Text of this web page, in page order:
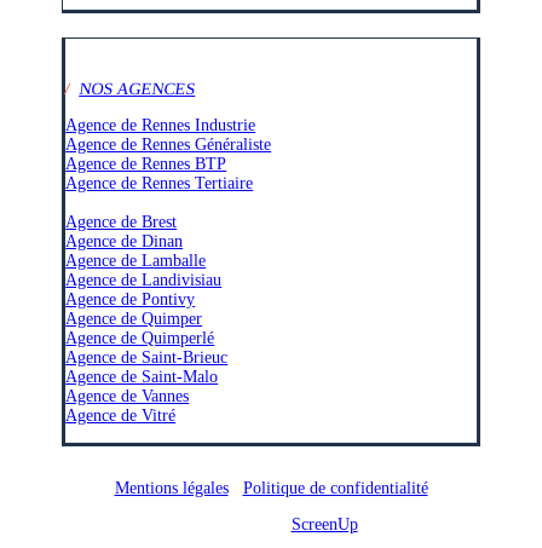
/ NOS AGENCES
Agence de Rennes Industrie
Agence de Rennes Généraliste
Agence de Rennes BTP
Agence de Rennes Tertiaire
Agence de Brest
Agence de Dinan
Agence de Lamballe
Agence de Landivisiau
Agence de Pontivy
Agence de Quimper
Agence de Quimperlé
Agence de Saint-Brieuc
Agence de Saint-Malo
Agence de Vannes
Agence de Vitré
Mentions légales/ Politique de confidentialité
ScreenUp